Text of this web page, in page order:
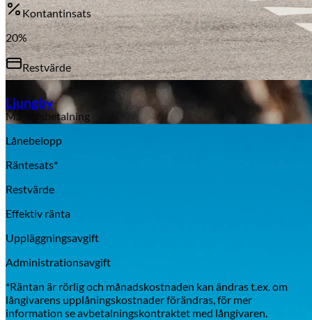
Aixiam
Honda
Ljungby
Kontantinsats
20%
Restvärde
Månadsbetalning
Lånebelopp
Räntesats*
Restvärde
Effektiv ränta
Uppläggningsavgift
Administrationsavgift
*Räntan är rörlig och månadskostnaden kan ändras t.ex. om
långivarens upplåningskostnader förändras, för mer
information se avbetalningskontraktet med långivaren.